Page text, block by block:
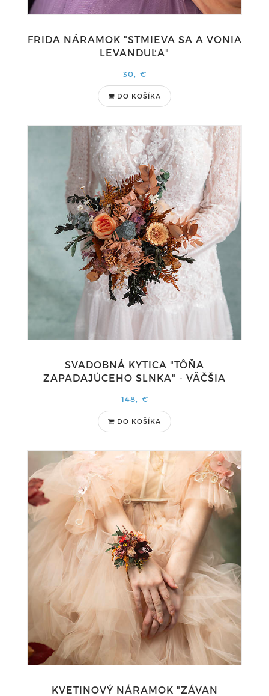
FRIDA NÁRAMOK "STMIEVA SA A VONIA
LEVANDUĽA"
30,-€
DO KOŠÍKA
SVADOBNÁ KYTICA "TÔŇA
ZAPADAJÚCEHO SLNKA" - VÄČŠIA
148,-€
DO KOŠÍKA
KVETINOVÝ NÁRAMOK "ZÁVAN